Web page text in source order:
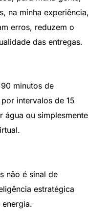
na minha experiência,
erros, reduzem o
das entregas.
minutos de
intervalos de 15
água ou simplesmente
não é sinal de
estratégica